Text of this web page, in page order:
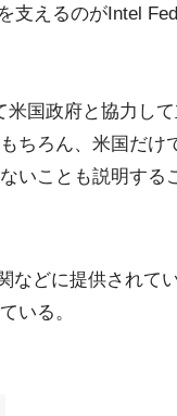
支えるのがIntel
米国政府と協力し
ちろん、米国だけ
いことも説明する
どに提供されてい
いる。